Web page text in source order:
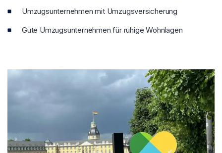
Umzugsunternehmen mit Umzugsversicherung
Gute Umzugsunternehmen für ruhige Wohnlagen